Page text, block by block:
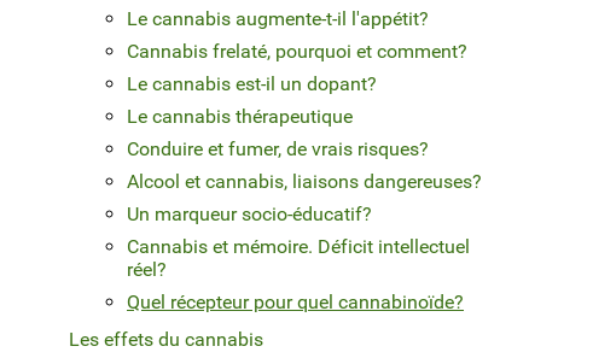
Le cannabis augmente-t-il l'appétit?
Cannabis frelaté, pourquoi et comment?
Le cannabis est-il un dopant?
Le cannabis thérapeutique
Conduire et fumer, de vrais risques?
Alcool et cannabis, liaisons dangereuses?
Un marqueur socio-éducatif?
Cannabis et mémoire. Déficit intellectuel
réel?
Quel récepteur pour quel cannabinoïde?
Les effets du cannabis